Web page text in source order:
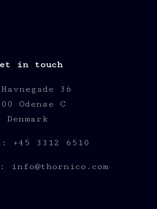
in touch
Havnegade 36
Odense C
Denmark
+45 3312 6510
info@thornico.com